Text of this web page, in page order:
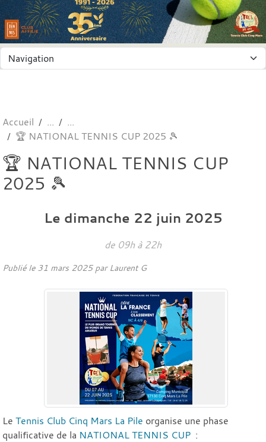
Accueil
🏆 NATIONAL TENNIS CUP 2025 🎾
🏆 NATIONAL TENNIS CUP
2025 🎾
Le dimanche 22 juin 2025
de 09h à 22h
Publié le 31 mars 2025par Laurent G
Le Tennis Club Cinq Mars La Pile organise une phase
qualificative de la NATIONAL TENNIS CUP :
Panneau de gestion des cookies